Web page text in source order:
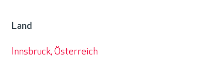
Land
Innsbruck, Österreich